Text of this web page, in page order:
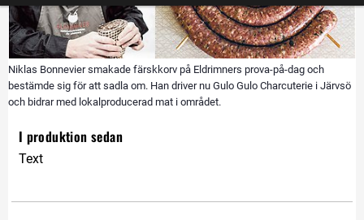
Niklas Bonnevier smakade färskkorv på Eldrimners prova-på-dag och
bestämde sig för att sadla om. Han driver nu Gulo Gulo Charcuterie i Järvsö
och bidrar med lokalproducerad mat i området.
I produktion sedan
Text